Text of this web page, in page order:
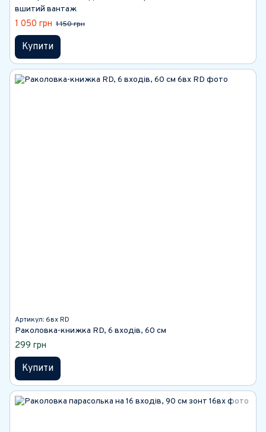
вшитий вантаж
1 050 грн 1 150 грн
Купити
Артикул: 6вх RD
Раколовка-книжка RD, 6 входів, 60 см
299 грн
Купити